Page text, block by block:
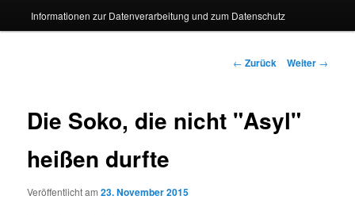
Informationen zur Datenverarbeitung und zum Datenschutz
Beitragsnavigation
← Zurück Weiter →
Die Soko, die nicht "Asyl"
heißen durfte
Veröffentlicht am23. November 2015